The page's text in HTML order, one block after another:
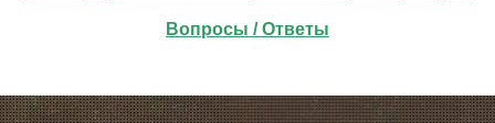
Вопросы / Ответы